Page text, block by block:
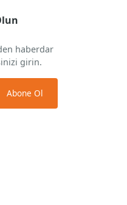
haberdar
girin.
Abone Ol